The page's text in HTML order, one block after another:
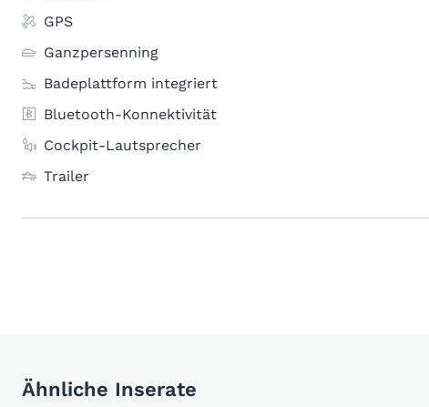
GPS
Ganzpersenning
Badeplattform integriert
Bluetooth-Konnektivität
Cockpit-Lautsprecher
Trailer
Ähnliche Inserate